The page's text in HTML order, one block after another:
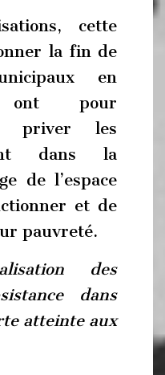
cette
la fin de
en
pour
priver les
dans la
de l’espace
et de
pauvreté.
des
dans
atteinte aux